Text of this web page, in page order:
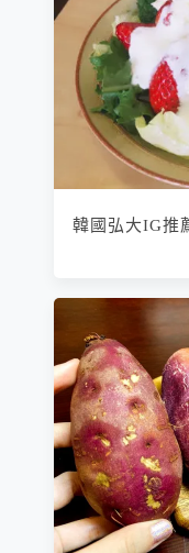
韓國弘大IG推